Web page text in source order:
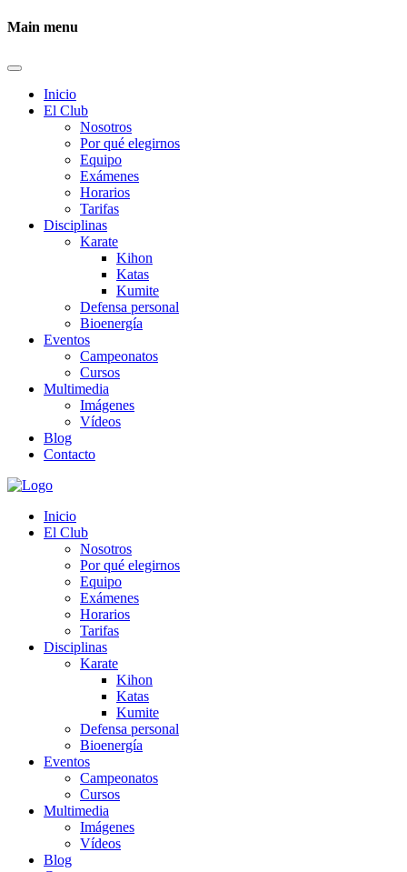
Main menu
Inicio
El Club
Nosotros
Por qué elegirnos
Equipo
Exámenes
Horarios
Tarifas
Disciplinas
Karate
Kihon
Katas
Kumite
Defensa personal
Bioenergía
Eventos
Campeonatos
Cursos
Multimedia
Imágenes
Vídeos
Blog
Contacto
Inicio
El Club
Nosotros
Por qué elegirnos
Equipo
Exámenes
Horarios
Tarifas
Disciplinas
Karate
Kihon
Katas
Kumite
Defensa personal
Bioenergía
Eventos
Campeonatos
Cursos
Multimedia
Imágenes
Vídeos
Blog